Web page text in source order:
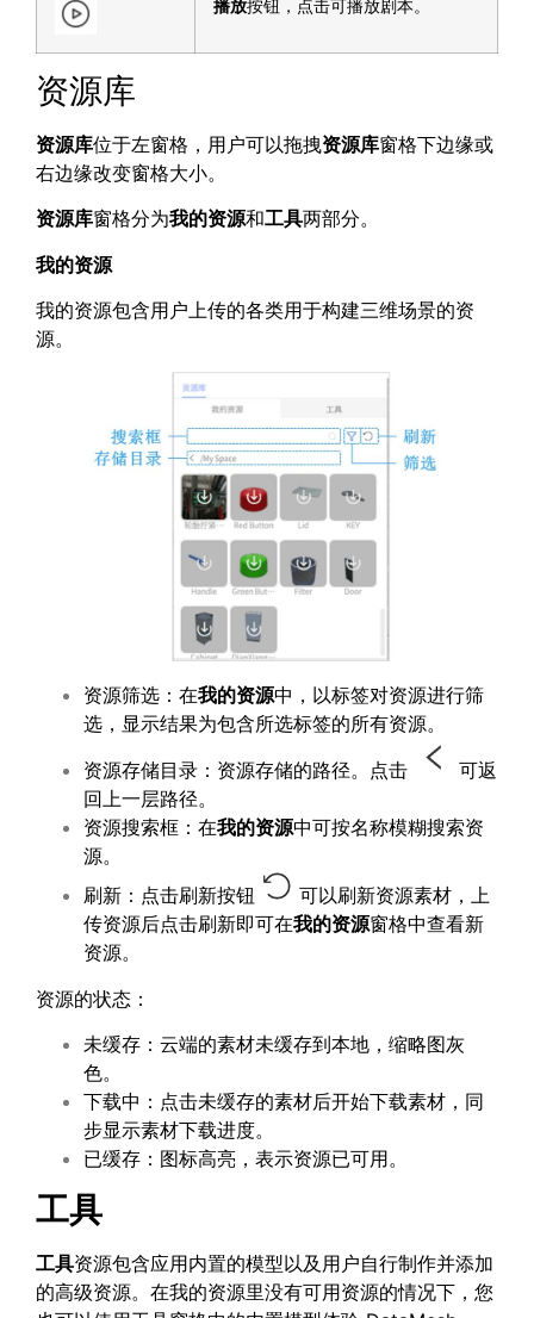
播放按钮，点击可播放剧本。
资源库
资源库位于左窗格，用户可以拖拽资源库窗格下边缘或
右边缘改变窗格大小。
资源库窗格分为我的资源和工具两部分。
我的资源
我的资源包含用户上传的各类用于构建三维场景的资
源。
资源筛选：在我的资源中，以标签对资源进行筛
选，显示结果为包含所选标签的所有资源。
资源存储目录：资源存储的路径。点击
可返
回上一层路径。
资源搜索框：在我的资源中可按名称模糊搜索资
源。
刷新：点击刷新按钮
可以刷新资源素材，上
传资源后点击刷新即可在我的资源窗格中查看新
资源。
资源的状态：
未缓存：云端的素材未缓存到本地，缩略图灰
色。
下载中：点击未缓存的素材后开始下载素材，同
步显示素材下载进度。
已缓存：图标高亮，表示资源已可用。
工具
工具资源包含应用内置的模型以及用户自行制作并添加
的高级资源。在我的资源里没有可用资源的情况下，您